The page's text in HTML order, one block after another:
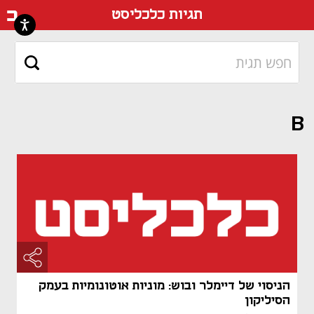
תגיות כלכליסט
B
הניסוי של דיימלר ובוש: מוניות אוטונומיות בעמק
הסיליקון